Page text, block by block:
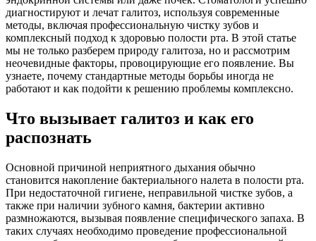
диагностируют и лечат галитоз, используя современные
методы, включая профессиональную чистку зубов и
комплексный подход к здоровью полости рта. В этой статье
мы не только разберем природу галитоза, но и рассмотрим
неочевидные факторы, провоцирующие его появление. Вы
узнаете, почему стандартные методы борьбы иногда не
работают и как подойти к решению проблемы комплексно.
Что вызывает галитоз и как его
распознать
Основной причиной неприятного дыхания обычно
становится накопление бактериального налета в полости рта.
При недостаточной гигиене, неправильной чистке зубов, а
также при наличии зубного камня, бактерии активно
размножаются, вызывая появление специфического запаха. В
таких случаях необходимо проведение профессиональной